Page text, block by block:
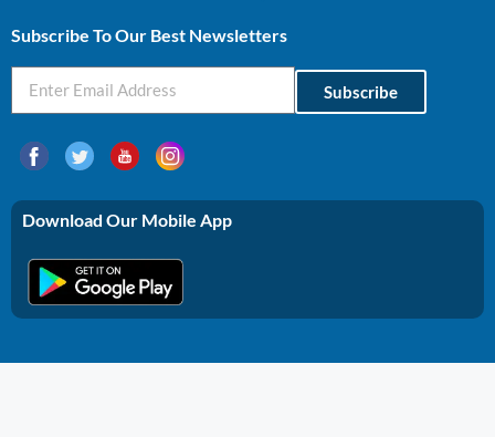
Subscribe To Our Best Newsletters
Subscribe
Download Our Mobile App